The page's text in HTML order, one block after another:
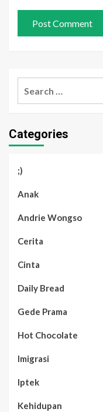
Categories
;)
Anak
Andrie Wongso
Cerita
Cinta
Daily Bread
Gede Prama
Hot Chocolate
Imigrasi
Iptek
Kehidupan